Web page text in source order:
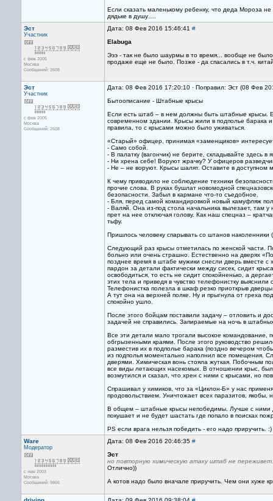
Если сказать маленькому ребенку, что деда Мороза
дядьке в душу….
Эст
Участник
с фев 2005
Москва
Сообщений: 2608
Дата: 08 Фев 2016 15:46:41 #
Elabuga
Эээ - так не было шаурмы в то время... вообще не
продаже еще не было. Позже - да спасались в т.ч.
Эст
Участник
с фев 2005
Москва
Сообщений: 2608
Дата: 08 Фев 2016 17:20:10 · Поправил: Эст (08 Фев
Бытоописание - Штабные крысы
Если есть штаб – в нем должны быть штабные крысы.
современном здании. Крысы жили в подполье барака
правила, то с крысами можно было уживаться.
«Старый» офицер, принимая «заменщиков»
- Само собой.
- В палатку (вагончик) не берите, складывайте здесь в
- Ни хрена себе! Воруют жрачку? У офицеров
- Не – не воруют. Крысы шалят. Оставите в доступном
К чему приводило не соблюдение техники
прочие слова. В руках бушлат новомодной
безопасности. Забыл в кармане что-то съедобное.
- Бля, перед самой командировкой новый камуфляж
- Валяй. Она из-под стола начальника вылезает, там у
прет на нее отключая голову. Как наш спецназ –
тьфу.
Пришлось человеку спарывать со штанов наколенники
Следующий раз крысы отметилась по женской части.
больно или очень страшно. Естественно на дверях
позднее время в штабе мужики снесли дверь вместе с
пардон за детали фактически между сисек, сидит
освободиться, то есть не сидит спокойненько, а
этих тела и приведя в чувство телефонистку
Телефонистка полезла в шкаф резко приоткрыв
А тут она на верхней полке. Ну и прыгнула от греха
спокойно ушло.
После этого бойцам поставили задачу – отловить и
задачей не справились. Запираемые на ночь в
Все эти детали мало трогали высокое
обгрызенными краями. После этого руководство
разместив их в подполье барака (поздно вечером
из подполья моментально наполнил все помещения.
дверями. Химическая вонь стояла жуткая. Побочным
все виды летающих насекомых. В отношении крыс,
возмутился и сказал, что хрен с ними с крысами, но
Спрашивал у химиков, что за «Циклон-Б» у нас
продовольствием. Уничтожает всех паразитов, якобы,
В общем – штабные крысы непобедимы. Лучше с ними
покушает и не будет шастать где попало в поисках
PS если врага нельзя победить - его надо приручить. :)
Ware
Модератор
с июн 2003
Москва
Сообщений: 9866
Дата: 08 Фев 2016 20:46:35 #
Эст
но повторную химическую атаку штаб не переживет.
Отлично))
А котов надо было вначале приручить. Чем они хуже